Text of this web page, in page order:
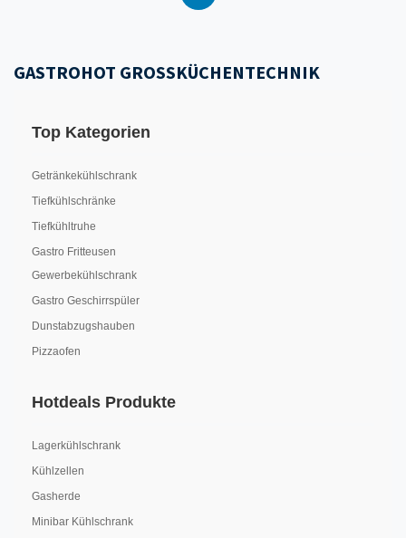
GASTROHOT GROSSKÜCHENTECHNIK
Top Kategorien
Getränkekühlschrank
Tiefkühlschränke
Tiefkühltruhe
Gastro Fritteusen
Gewerbekühlschrank
Gastro Geschirrspüler
Dunstabzugshauben
Pizzaofen
Hotdeals Produkte
Lagerkühlschrank
Kühlzellen
Gasherde
Minibar Kühlschrank